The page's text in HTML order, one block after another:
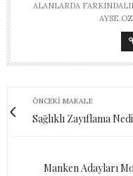
ALANLARDA
ÖNCEKI MAKALE
Sağlıklı Zayıflama
Manken Adayları